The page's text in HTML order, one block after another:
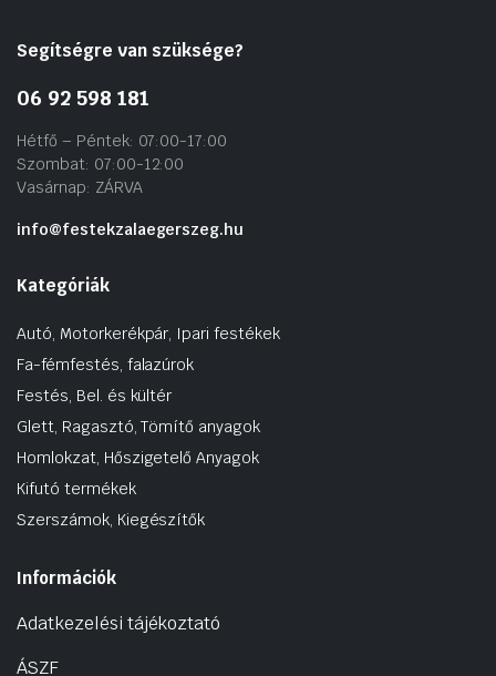
Segítségre van szüksége?
06 92 598 181
Hétfő – Péntek: 07:00-17:00
Szombat: 07:00-12:00
Vasárnap: ZÁRVA
info@festekzalaegerszeg.hu
Kategóriák
Autó, Motorkerékpár, Ipari festékek
Fa-fémfestés, falazúrok
Festés, Bel. és kültér
Glett, Ragasztó, Tömítő anyagok
Homlokzat, Hőszigetelő Anyagok
Kifutó termékek
Szerszámok, Kiegészítők
Információk
Adatkezelési tájékoztató
ÁSZF